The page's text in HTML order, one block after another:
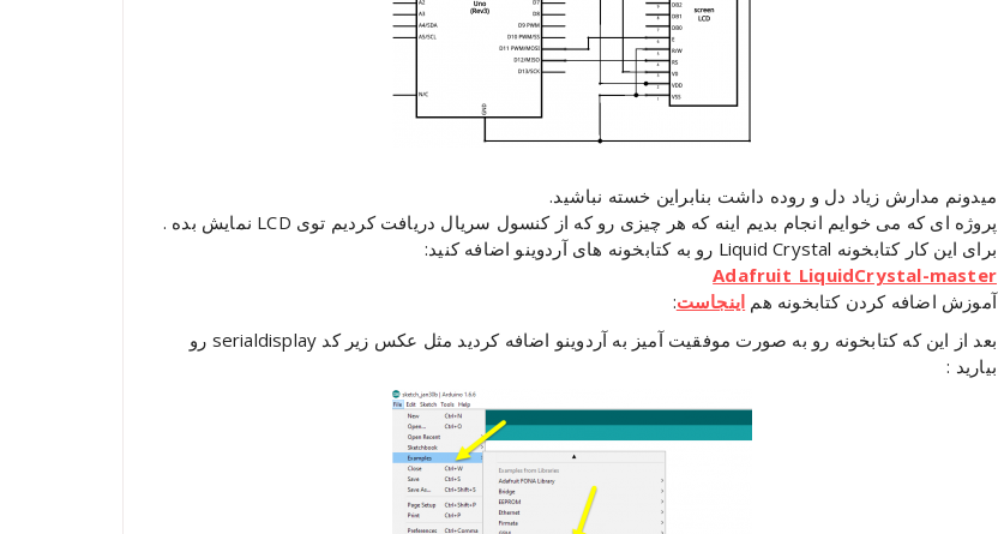
میدونم مدارش زیاد دل و روده داشت بنابراین خسته نباشید.
پروژه ای که می خوایم انجام بدیم اینه که هر چیزی رو که از کنسول سریال دریافت کردیم توی LCD نمایش بده .
برای این کار کتابخونه Liquid Crystal رو به کتابخونه های آردوینو اضافه کنید:
Adafruit_LiquidCrystal-master
آموزش اضافه کردن کتابخونه هم اینجاست:
بعد از این که کتابخونه رو به صورت موفقیت آمیز به آردوینو اضافه کردید مثل عکس زیر کد serialdisplay رو
بیارید :